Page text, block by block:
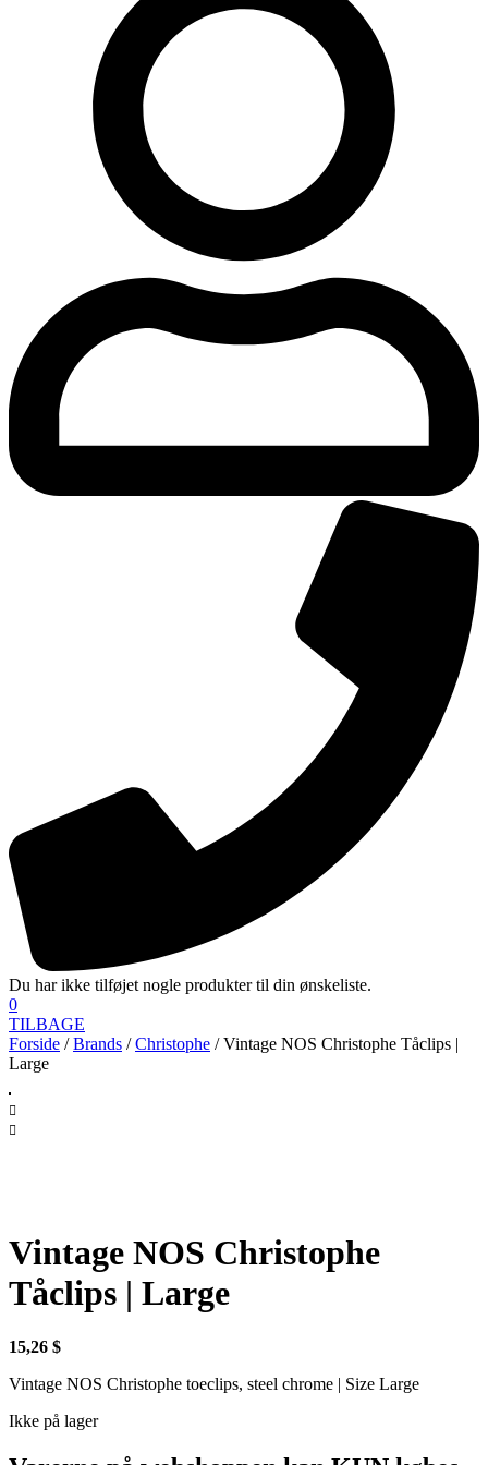
Du har ikke tilføjet nogle produkter til din ønskeliste.
0
TILBAGE
Forside /Brands /Christophe / Vintage NOS Christophe Tåclips |
Large
Vintage NOS Christophe
Tåclips | Large
15,26 $
Vintage NOS Christophe toeclips, steel chrome | Size Large
Ikke på lager